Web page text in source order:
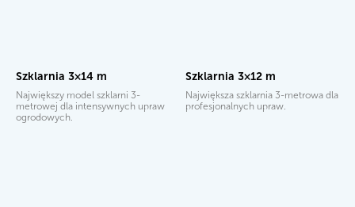
Szklarnia 3×14 m
Największy model szklarni 3-
metrowej dla intensywnych upraw
ogrodowych.
Szklarnia 3×12 m
Największa szklarnia 3-metrowa dla
profesjonalnych upraw.